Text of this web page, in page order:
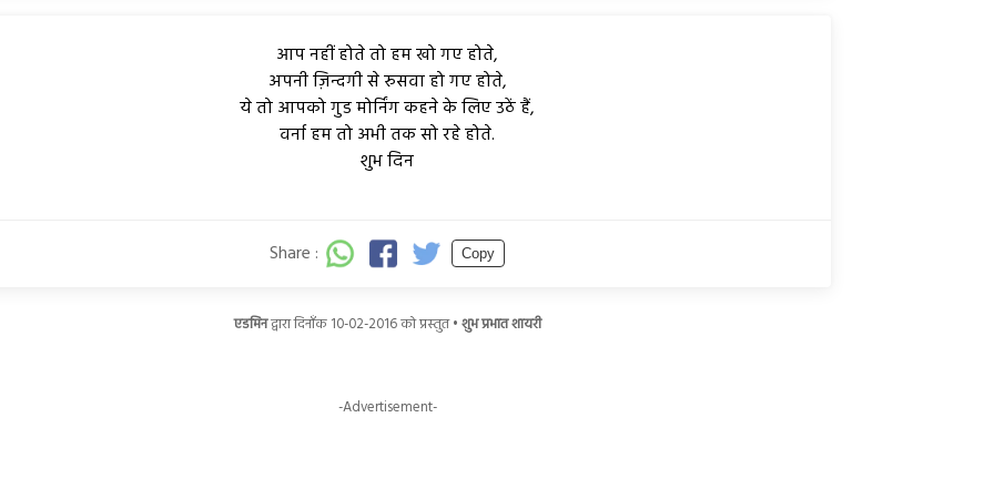
आप नहीं होते तो हम खो गए होते,
अपनी ज़िन्दगी से रुसवा हो गए होते,
ये तो आपको गुड मोर्निंग कहने के लिए उठें हैं,
वर्ना हम तो अभी तक सो रहे होते.
शुभ दिन
Share : Copy
एडमिनद्वारा दिनाँक 10-02-2016 को प्रस्तुत •शुभ प्रभात शायरी
-Advertisement-